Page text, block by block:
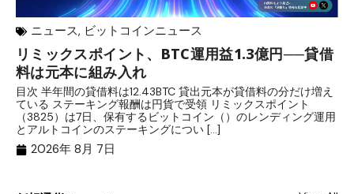
ニュース, ビットコインニュース
リミックスポイント、BTC運用益1.3億円──貸借
料は元本に組み入れ
目次 半年間の貸借料は12.43BTC 貸出元本が貸借料の分だけ増え
ている ステーキング報酬は円貨で受領 リミックスポイント
（3825）は7日、保有するビットコイン（）のレンディング運用
とアルトコインのステーキングについ […]
2026年 8月 7日